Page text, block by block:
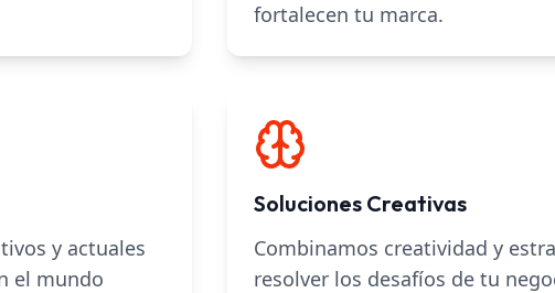
fortalecen tu marca.
y actuales
el mundo
Soluciones Creativas
Combinamos creatividad y
resolver los desafíos de tu